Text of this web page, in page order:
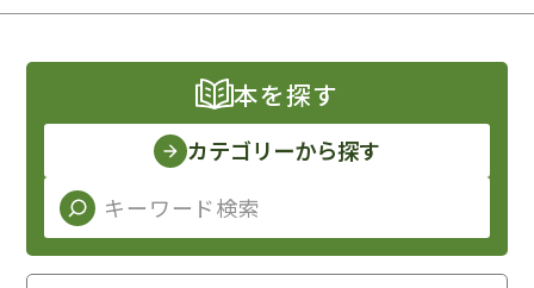
本を探す
カテゴリーから探す